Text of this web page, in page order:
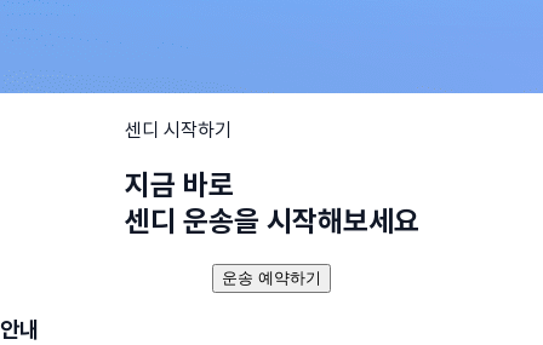
센디 시작하기
지금 바로
센디 운송을 시작해보세요
운송 예약하기
안내